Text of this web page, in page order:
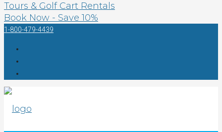
Tours & Golf Cart Rentals
Book Now - Save 10%
1-800-479-4439